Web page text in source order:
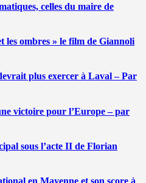
celles du maire de
les ombres » le film de Giannoli
plus exercer à Laval – Par
victoire pour l’Europe – par
sous l’acte II de Florian
en Mayenne et son score à